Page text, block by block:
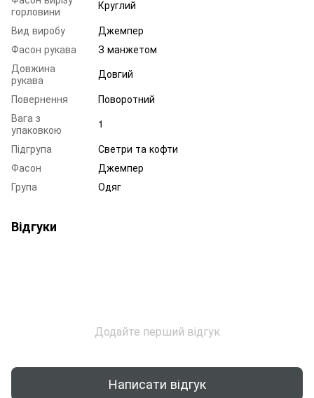
горловини
Круглий
Вид виробу
Джемпер
Фасон рукава
З манжетом
Довжина
рукава
Довгий
Повернення
Поворотний
Вага з
упаковкою
1
Підгрупа
Светри та кофти
Фасон
Джемпер
Група
Одяг
Відгуки
Додайте перший відгук
Написати відгук